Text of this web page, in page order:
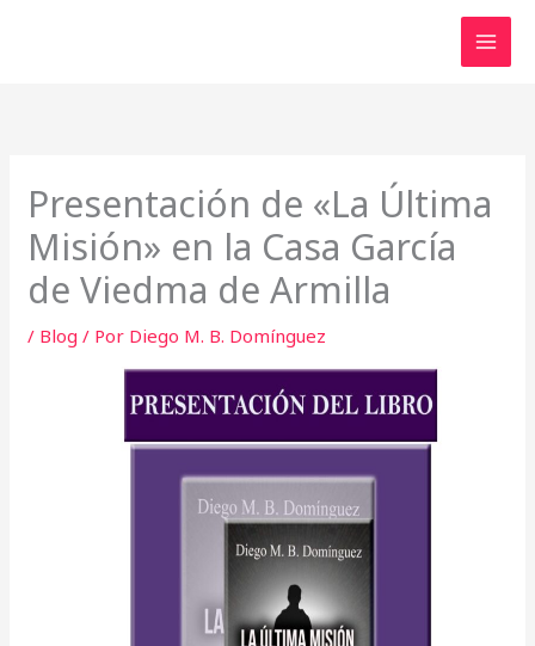
Presentación de «La Última
Misión» en la Casa García
de Viedma de Armilla
/ Blog / Por Diego M. B. Domínguez